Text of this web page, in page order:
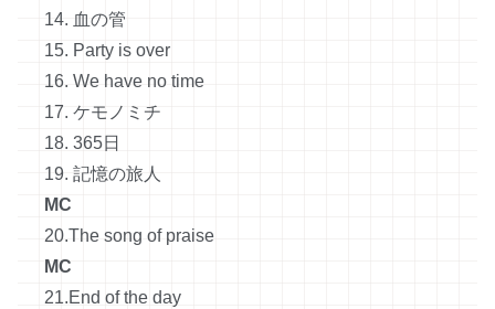
14. 血の管
15. Party is over
16. We have no time
17. ケモノミチ
18. 365日
19. 記憶の旅人
MC
20.The song of praise
MC
21.End of the day